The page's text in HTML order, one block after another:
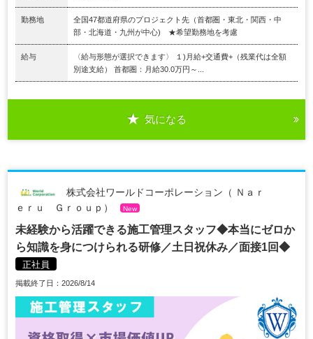
勤務地
全国47都道府県のプロジェクト先（首都圏・東北・関西・中
部・北海道・九州が中心) ★希望勤務地を考慮
給与
〈給与形態が選択できます〉 １)月給+交通費+（残業代は全額
別途支給） 首都圏：月給30.0万円～...
気になる
株式会社ワールドコーポレーション（ Ｎａｒ
ｅｒｕ Ｇｒｏｕｐ）
New
未経験から活躍できる施工管理スタッフ◆本当にゼロか
ら知識を身につけられる研修／土日祝休み／面接1回◆
正社員
掲載終了日：2026/8/14